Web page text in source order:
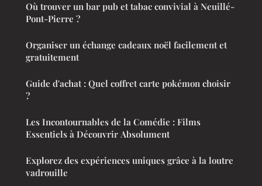
Où trouver un bar pub et tabac convivial à Neuillé-
Pont-Pierre ?
Organiser un échange cadeaux noël facilement et
gratuitement
Guide d'achat : Quel coffret carte pokémon choisir
?
Les Incontournables de la Comédie : Films
Essentiels à Découvrir Absolument
Explorez des expériences uniques grâce à la loutre
vadrouille